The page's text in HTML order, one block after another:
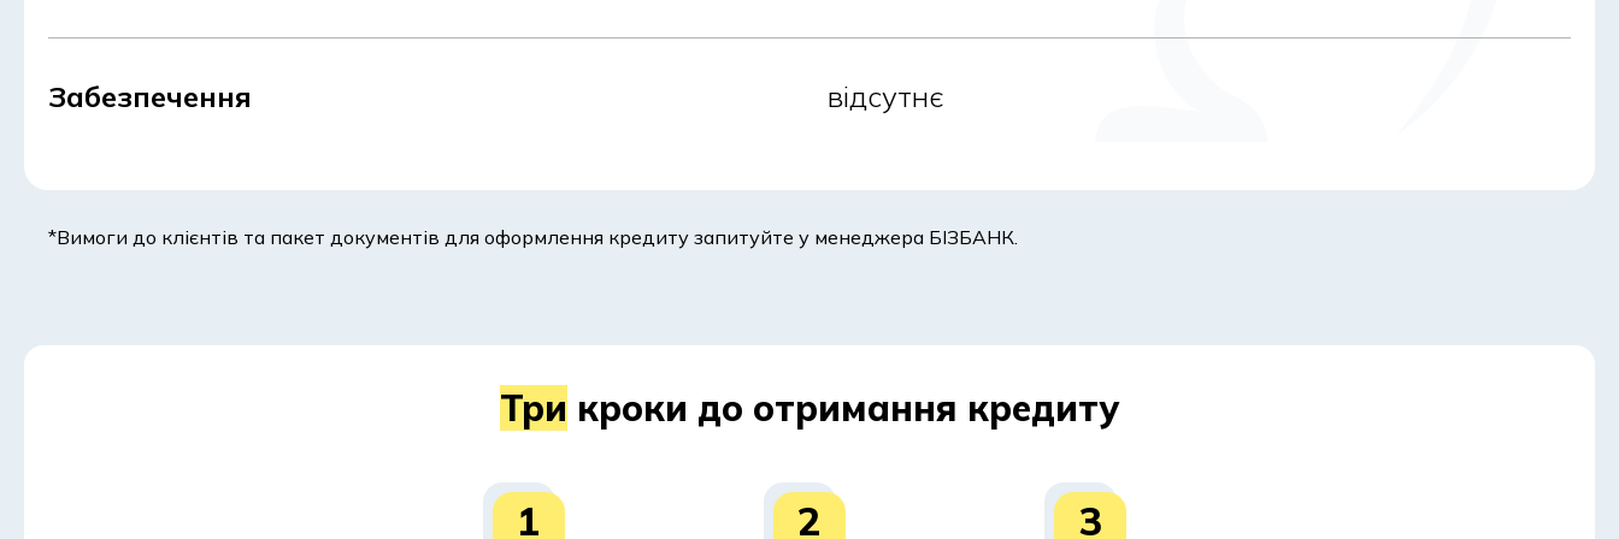
Які документи можуть знадобитися?
Процедура оформлення кредиту на новорічні витрати є стандартною і зазвичай складається з декількох послідовних етапів. Розуміння цього алгоритму
допомагає заздалегідь оцінити терміни, підготувати дані та уникнути зайвих очікувань.
Крок 1. Подання заявки
Забезпечення відсутнє
*Вимоги до клієнтів та пакет документів для оформлення кредиту запитуйте у менеджера БІЗБАНК.
Три кроки до отримання кредиту
1 2 3